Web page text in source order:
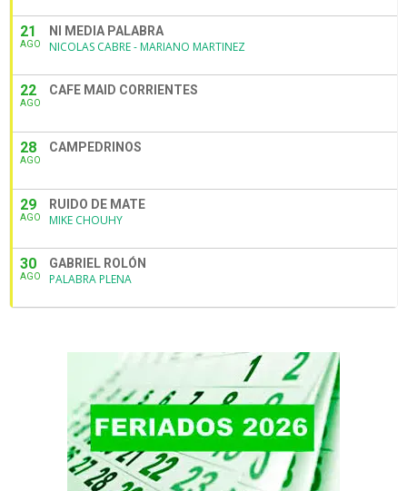
21
AGO
NI MEDIA PALABRA
NICOLAS CABRE - MARIANO MARTINEZ
22
AGO
CAFE MAID CORRIENTES
28
AGO
CAMPEDRINOS
29
AGO
RUIDO DE MATE
MIKE CHOUHY
30
AGO
GABRIEL ROLÓN
PALABRA PLENA